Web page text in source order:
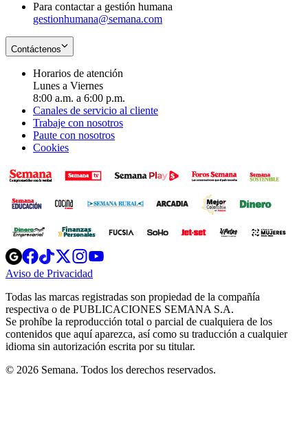
Para contactar a gestión humana
gestionhumana@semana.com
Contáctenos
Horarios de atención
Lunes a Viernes
8:00 a.m. a 6:00 p.m.
Canales de servicio al cliente
Trabaje con nosotros
Paute con nosotros
Cookies
Opens
in
new
Opens
in
new
Opens
in
new
window
Opens
new
windowwindow
Aviso de Privacidad
new
window
Todas las marcas registradas son propiedad de la compañía
respectiva o de PUBLICACIONES SEMANA S.A.
Se prohíbe la reproducción total o parcial de cualquiera de los
contenidos que aquí aparezca, así como su traducción a cualquier
idioma sin autorización escrita por su titular.
© 2026 Semana. Todos los derechos reservados.